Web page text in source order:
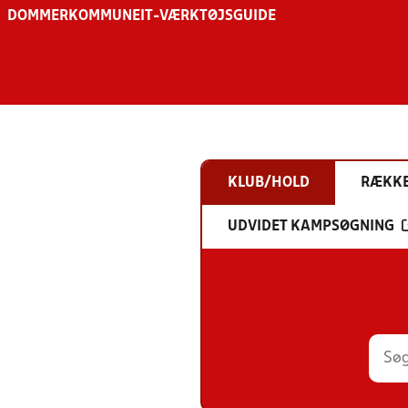
DOMMER KOMMUNE IT-VÆRKTØJSGUIDE
KLUB/HOLD
UDVIDET KAMPSØGNING